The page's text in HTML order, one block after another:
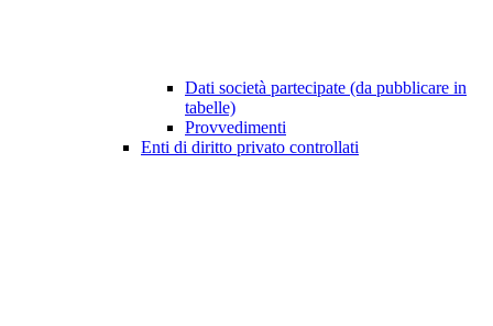
Dati società partecipate (da pubblicare in
tabelle)
Provvedimenti
Enti di diritto privato controllati